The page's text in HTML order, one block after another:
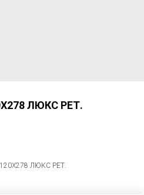
ЛЮКС РЕТ.
ЛЮКС РЕТ.